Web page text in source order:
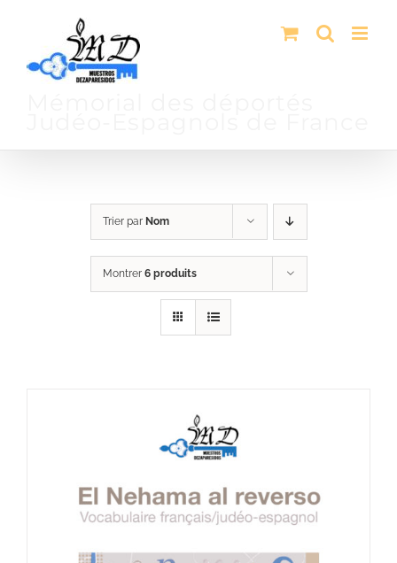
contenu
Trier par Nom
Montrer 6 produits